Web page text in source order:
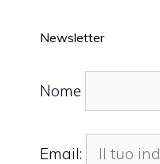
Newsletter
Nome
Email: